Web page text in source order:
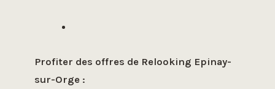
Profiter des offres de Relooking Epinay-
sur-Orge :